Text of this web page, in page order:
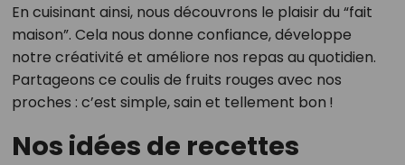
En cuisinant ainsi, nous découvrons le plaisir du “fait
maison”. Cela nous donne confiance, développe
notre créativité et améliore nos repas au quotidien.
Partageons ce coulis de fruits rouges avec nos
proches : c’est simple, sain et tellement bon !
Nos idées de recettes